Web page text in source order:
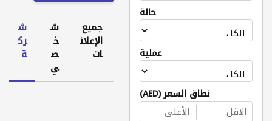
حالة
عملية
نطاق السعر (AED)
جميع
الإعلان
ات
ش
خ
ص
ي
ش
رك
ة